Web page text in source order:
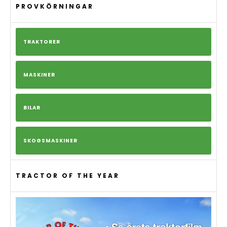
PROVKÖRNINGAR
TRAKTORER
MASKINER
BILAR
SKOGSMASKINER
TRACTOR OF THE YEAR